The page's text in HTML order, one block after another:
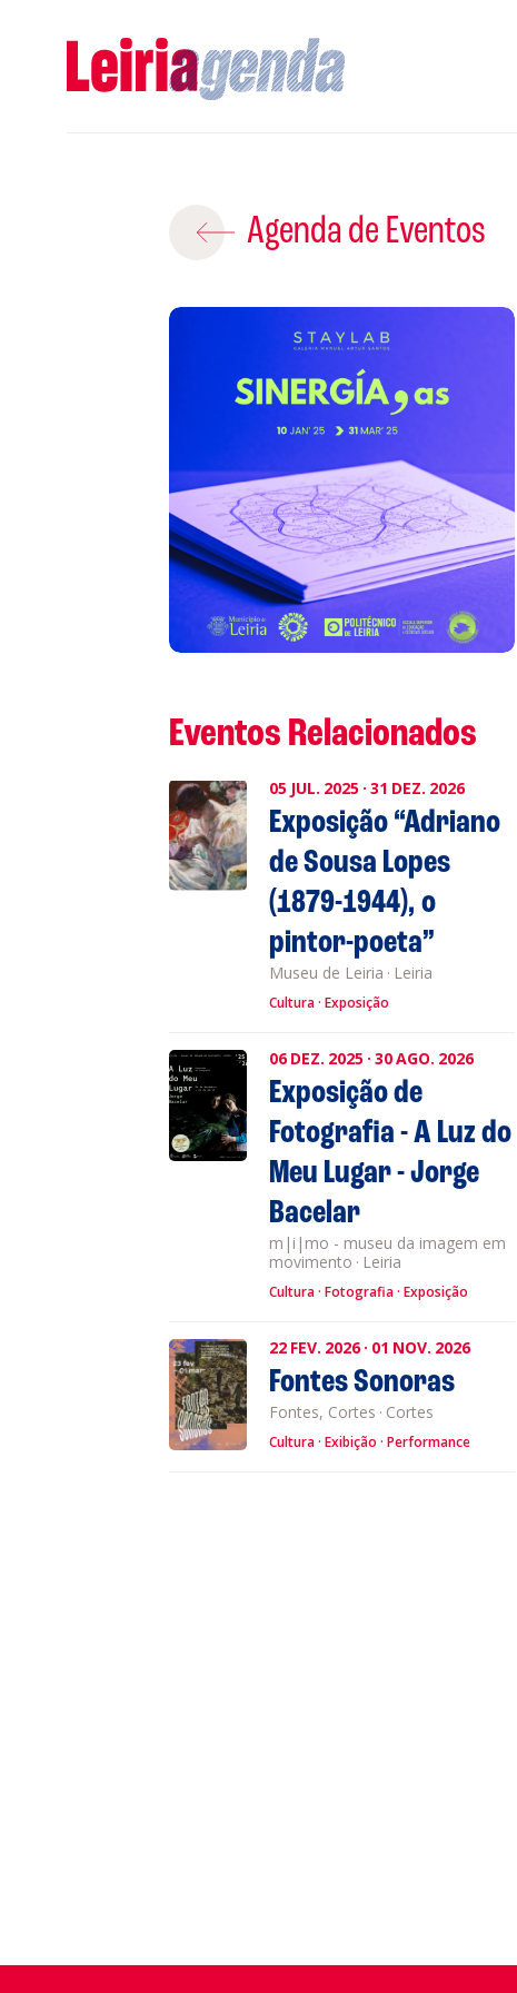
Agenda de Eventos
Eventos Relacionados
05 JUL. 2025 · 31 DEZ. 2026
Exposição “Adriano
de Sousa Lopes
(1879-1944), o
pintor-poeta”
Museu de Leiria · Leiria
Cultura Exposição
06DEZ. 2025 · 30AGO. 2026
Exposição de
Fotografia - A Luz do
Meu Lugar - Jorge
Bacelar
m|i|mo - museu da imagem em
movimento · Leiria
Cultura Fotografia Exposição
22 FEV. 2026· 01 NOV. 2026
Fontes Sonoras
Fontes, Cortes · Cortes
Cultura Exibição Performance
ROTEIROS